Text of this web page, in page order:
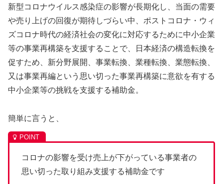
新型コロナウイルス感染症の影響が長期化し、当面の需要
や売り上げの回復が期待しづらい中、ポストコロナ・ウィ
ズコロナ時代の経済社会の変化に対応するために中小企業
等の事業再構築を支援することで、日本経済の構造転換を
促すため、新分野展開、事業転換、業種転換、業態転換、
又は事業再編という思い切った事業再構築に意欲を有する
中小企業等の挑戦を支援する補助金。
簡単に言うと、
コロナの影響を受け売上が下がっている事業者の
思い切った取り組み支援する補助金です